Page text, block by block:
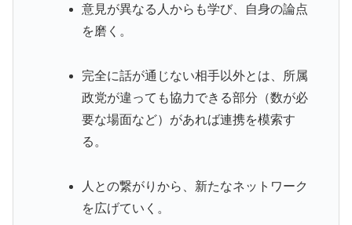
意見が異なる人からも学び、自身の論点
を磨く。
完全に話が通じない相手以外とは、所属
政党が違っても協力できる部分（数が必
要な場面など）があれば連携を模索す
る。
人との繋がりから、新たなネットワーク
を広げていく。